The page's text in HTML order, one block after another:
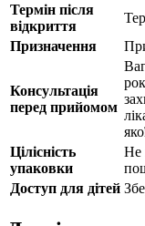
Термін після
відкриття
Призначення
Консультація
перед прийомом
Цілісність
упаковки
Не
Доступ для дітей